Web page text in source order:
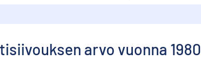
arvo vuonna 1980